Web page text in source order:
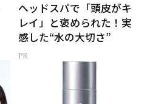
ヘッドスパで「頭皮がキ
レイ」と褒められた！実
感した“水の大切さ”